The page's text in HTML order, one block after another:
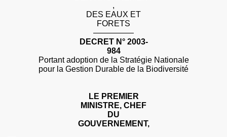
,
DES EAUX ET
FORETS
—————
DECRET N° 2003-
984
Portant adoption de la Stratégie Nationale
pour la Gestion Durable de la Biodiversité
LE PREMIER
MINISTRE, CHEF
DU
GOUVERNEMENT,